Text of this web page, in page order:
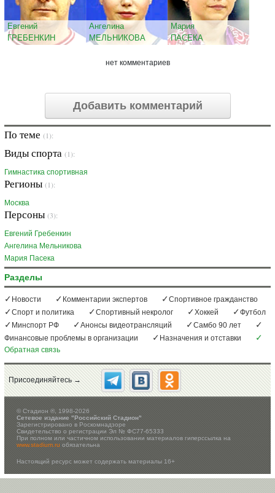
Евгений
ГРЕБЕНКИН
Ангелина
МЕЛЬНИКОВА
Мария
ПАСЕКА
нет комментариев
Добавить комментарий
По теме (1):
Виды спорта (1):
Гимнастика спортивная
Регионы (1):
Москва
Персоны (3):
Евгений Гребенкин
Ангелина Мельникова
Мария Пасека
Разделы
Новости Комментарии экспертов
Спортивное гражданство
Спорт и политика
Спортивный некролог Хоккей
Футбол
Минспорт РФ
Анонсы видеотрансляций
Самбо 90 лет
Финансовые проблемы в организации
Назначения и отставки
Обратная связь
Присоединяйтесь →
©Стадион ®, 1998-2026
Сетевое издание "Российский Стадион"
Зарегистрировано в Роскомнадзоре
Свидетельство о регистрации Эл № ФС77-65333
При полном или частичном использовании материалов гиперссылка на
www.stadium.ruобязательна
Настоящий ресурс может содержать материалы 16+